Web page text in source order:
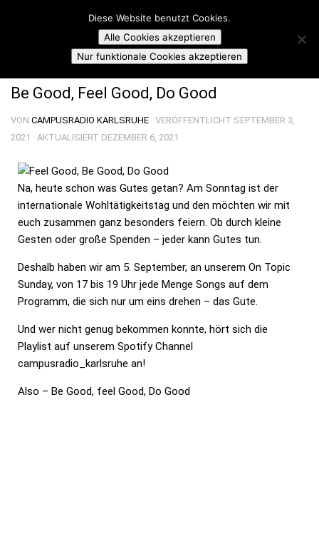
Skip to content
Campusradio Karlsruhe
ON TOPIC SUNDAY
Be Good, Feel Good, Do Good
VON CAMPUSRADIO KARLSRUHE · VERÖFFENTLICHT SEPTEMBER 3,
2021 · AKTUALISIERT DEZEMBER 6, 2021
Na, heute schon was Gutes getan? Am Sonntag ist der
internationale Wohltätigkeitstag und den möchten wir mit
euch zusammen ganz besonders feiern. Ob durch kleine
Gesten oder große Spenden – jeder kann Gutes tun.
Deshalb haben wir am 5. September, an unserem On Topic
Sunday, von 17 bis 19 Uhr jede Menge Songs auf dem
Programm, die sich nur um eins drehen – das Gute.
Und wer nicht genug bekommen konnte, hört sich die
Playlist auf unserem Spotify Channel
campusradio_karlsruhe an!
Also – Be Good, feel Good, Do Good
Diese Website benutzt Cookies.
Alle Cookies akzeptieren
Nur funktionale Cookies akzeptieren